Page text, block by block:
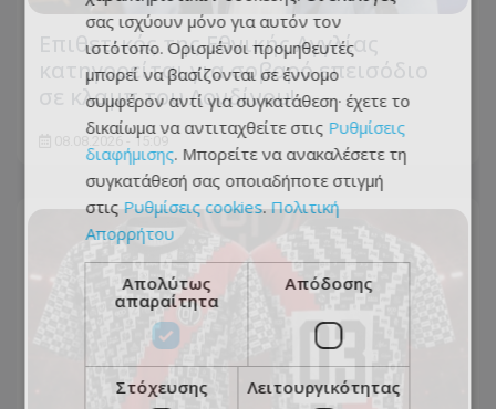
Επιθετικός της Εθνικής Αγγλίας
κατηγορείται για σοβαρό επεισόδιο
σε κλαμπ του Λονδίνου!
08.08.2026 - 15:09
σας ισχύουν μόνο για αυτόν τον
ιστότοπο. Ορισμένοι προμηθευτές
μπορεί να βασίζονται σε έννομο
συμφέρον αντί για συγκατάθεση· έχετε το
δικαίωμα να αντιταχθείτε στις Ρυθμίσεις
διαφήμισης. Μπορείτε να ανακαλέσετε τη
συγκατάθεσή σας οποιαδήποτε στιγμή
στις Ρυθμίσεις cookies.Πολιτική
Απορρήτου
Απολύτως
απαραίτητα
Απόδοσης
Στόχευσης Λειτουργικότητας